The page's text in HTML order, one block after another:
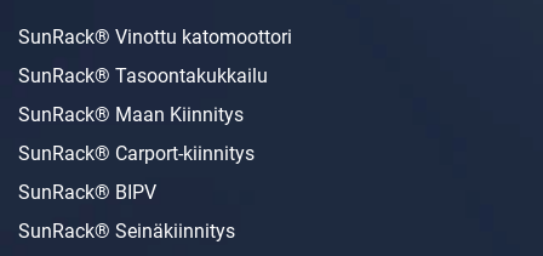
SunRack® Vinottu katomoottori
SunRack® Tasoontakukkailu
SunRack® Maan Kiinnitys
SunRack® Carport-kiinnitys
SunRack® BIPV
SunRack® Seinäkiinnitys